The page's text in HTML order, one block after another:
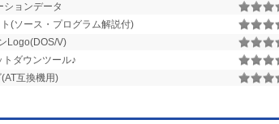
ションデータ
(ソース・プログラム解説付)
Logo(DOS/V)
ダウンツール♪
互換機用)